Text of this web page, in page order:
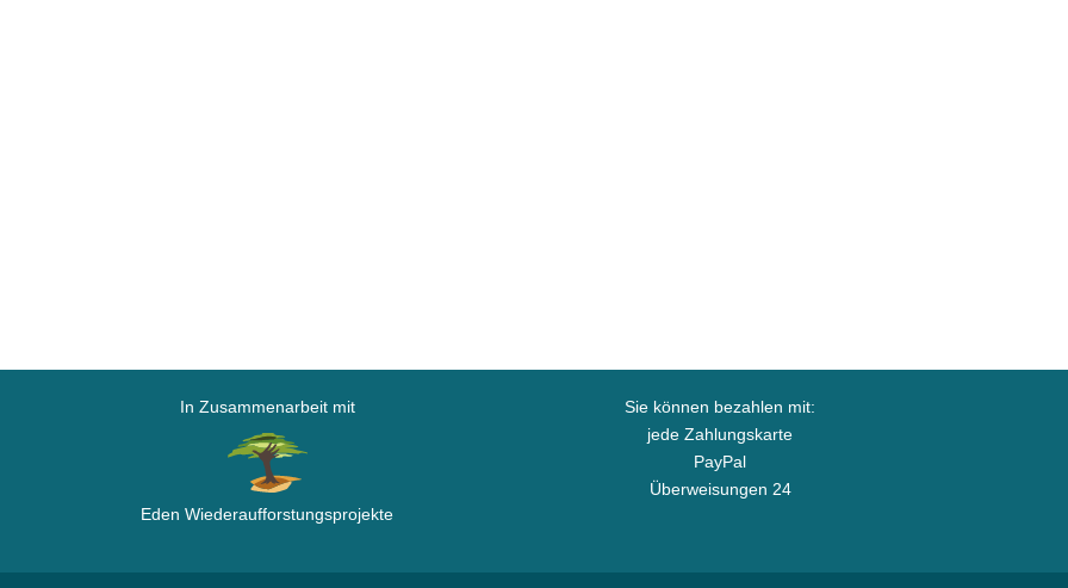
In Zusammenarbeit mit
Eden Wiederaufforstungsprojekte
Sie können bezahlen mit:
jede Zahlungskarte
PayPal
Überweisungen 24